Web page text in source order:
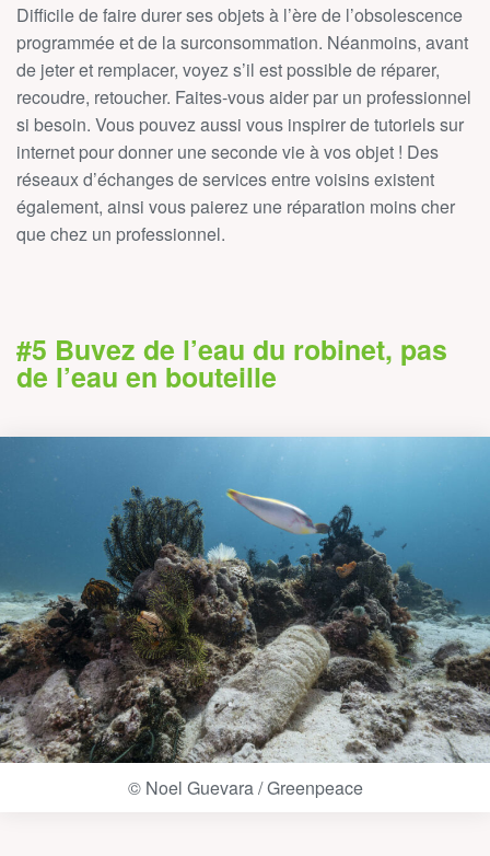
Difficile de faire durer ses objets à l’ère de l’obsolescence
programmée et de la surconsommation. Néanmoins, avant
de jeter et remplacer, voyez s’il est possible de réparer,
recoudre, retoucher. Faites-vous aider par un professionnel
si besoin. Vous pouvez aussi vous inspirer de tutoriels sur
internet pour donner une seconde vie à vos objet ! Des
réseaux d’échanges de services entre voisins existent
également, ainsi vous paierez une réparation moins cher
que chez un professionnel.
#5 Buvez de l’eau du robinet, pas
de l’eau en bouteille
© Noel Guevara / Greenpeace